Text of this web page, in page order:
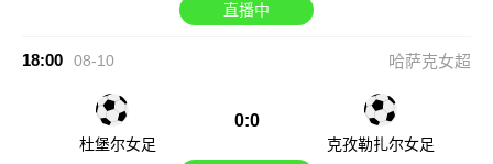
直播中
18:00 08-10 哈萨克女超
杜堡尔女足
0:0
克孜勒扎尔女足